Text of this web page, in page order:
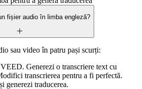
fișier audio în limba engleză?
sau video în patru pași scurți:
Generezi o transcriere text cu
transcrierea pentru a fi perfectă.
generezi traducerea.